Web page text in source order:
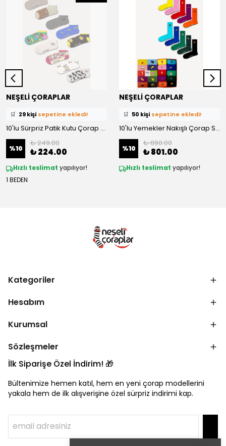
NEŞELİ ÇORAPLAR
⭐️ Bu ürünü340 kişifavoriledi!
🛒 29 kişi sepetine ekledi!
✅ Bugün31 adet satıldı 10'lu Sürpriz Patik Kutu Çorap Set
%10
₺ 249.00
₺ 224.00
Hızlı teslimat yapılıyor!
1 BEDEN
NEŞELİ ÇORAPLAR
⭐️ Bu ürünü304 kişifavoriledi!
🛒 50 kişi sepetine ekledi!
✅ Bugün18 adetsatıldı 10'lu Yemekler Nakışlı Çorap Set
%10
₺ 890.00
₺ 801.00
Hızlı teslimat yapılıyor!
Kategoriler
Hesabım
Kurumsal
Sözleşmeler
İlk Siparişe Özel İndirim! 🎁
Bültenimize hemen katıl, hem en yeni çorap modellerini
yakala hem de ilk alışverişine özel sürpriz indirimi kap.